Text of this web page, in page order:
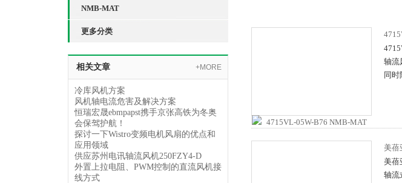
NMB-MAT
更多分类
相关文章 +MORE
冷库风机方案
风机轴电流危害及解决方案
恒瑞宏晟ebmpapst携手京张高铁为冬奥
会保驾护航！
探讨一下Wistro变频电机风扇的优点和
应用领域
供应苏州电讯轴流风机250FZY4-D
外置上拉电阻、PWM控制的直流风机接
线方式
轴流
同时
美蓓
美蓓
轴流